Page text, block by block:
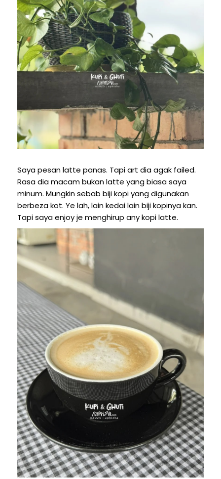
Saya pesan latte panas. Tapi art dia agak failed.
Rasa dia macam bukan latte yang biasa saya
minum. Mungkin sebab biji kopi yang digunakan
berbeza kot. Ye lah, lain kedai lain biji kopinya kan.
Tapi saya enjoy je menghirup any kopi latte.